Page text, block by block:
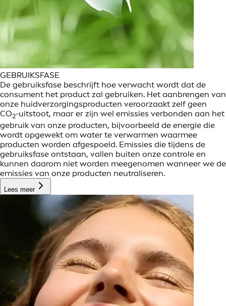
GEBRUIKSFASE
De gebruiksfase beschrijft hoe verwacht wordt dat de
consument het product zal gebruiken. Het aanbrengen van
onze huidverzorgingsproducten veroorzaakt zelf geen
CO2-uitstoot, maar er zijn wel emissies verbonden aan het
gebruik van onze producten, bijvoorbeeld de energie die
wordt opgewekt om water te verwarmen waarmee
producten worden afgespoeld. Emissies die tijdens de
gebruiksfase ontstaan, vallen buiten onze controle en
kunnen daarom niet worden meegenomen wanneer we de
emissies van onze producten neutraliseren.
Lees meer